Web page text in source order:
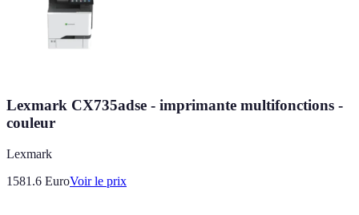
Lexmark CX735adse - imprimante multifonctions -
couleur
Lexmark
1581.6 EuroVoir le prix